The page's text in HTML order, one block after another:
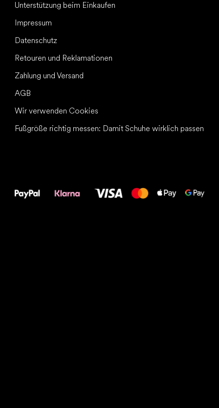
Unterstützung beim Einkaufen
Impressum
Datenschutz
Retouren und Reklamationen
Zahlung und Versand
AGB
Wir verwenden Cookies
Fußgröße richtig messen: Damit Schuhe wirklich passen